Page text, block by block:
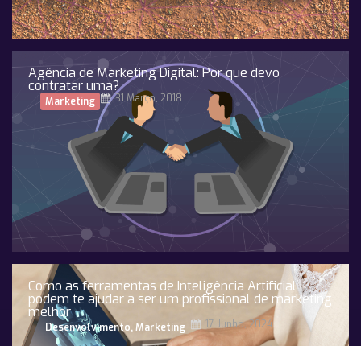
Agência de Marketing Digital: Por que devo
contratar uma?
Marketing 31 Março, 2018
Como as ferramentas de Inteligência Artificial
podem te ajudar a ser um profissional de marketing
melhor
Desenvolvimento,Marketing 17 Junho, 2024